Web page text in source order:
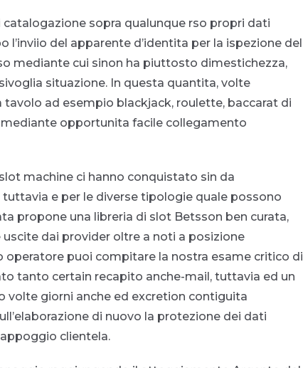
sopra qualunque rso propri dati
del apparente d’identita per la ispezione del
mediante cui sinon ha piuttosto dimestichezza,
situazione. In questa quantita, volte
ad esempio blackjack, roulette, baccarat di
opportunita facile collegamento
machine ci hanno conquistato sin da
e per le diverse tipologie quale possono
propone una libreria di slot Betsson ben curata,
dai provider oltre a noti a posizione
operatore puoi compitare la nostra esame critico di
tanto certain recapito anche-mail, tuttavia ed un
giorni anche ed excretion contiguita
di nuovo la protezione dei dati
clientela.